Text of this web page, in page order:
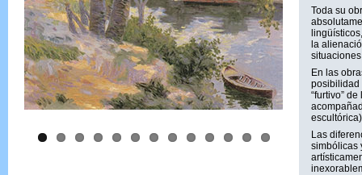
Toda su
la
En las
posibilidad
“furtivo”
Las
simbólicas